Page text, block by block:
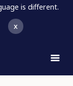
is different.
x